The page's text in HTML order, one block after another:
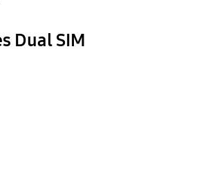
Dual SIM